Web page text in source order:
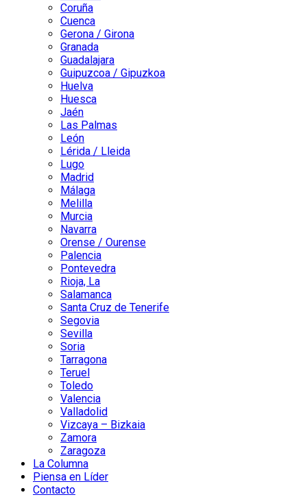
Coruña
Cuenca
Gerona / Girona
Granada
Guadalajara
Guipuzcoa / Gipuzkoa
Huelva
Huesca
Jaén
Las Palmas
León
Lérida / Lleida
Lugo
Madrid
Málaga
Melilla
Murcia
Navarra
Orense / Ourense
Palencia
Pontevedra
Rioja, La
Salamanca
Santa Cruz de Tenerife
Segovia
Sevilla
Soria
Tarragona
Teruel
Toledo
Valencia
Valladolid
Vizcaya – Bizkaia
Zamora
Zaragoza
La Columna
Piensa en Líder
Contacto